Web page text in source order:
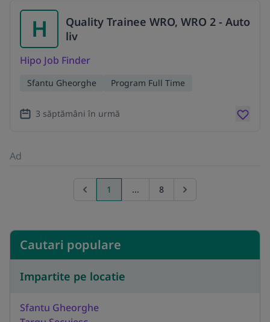
H
Quality Trainee WRO, WRO 2 - Auto
liv
Hipo Job Finder
Sfantu Gheorghe Program Full Time
3 săptămâni în urmă
Ad
Previous page
1 ... 8 Go to next page
Cautari populare
Impartite pe locatie
Sfantu Gheorghe